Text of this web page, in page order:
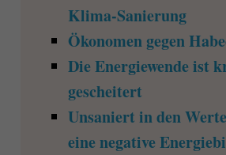
Klima-Sanierung
Ökonomen gegen
Die Energiewende ist
gescheitert
Unsaniert in den
eine negative